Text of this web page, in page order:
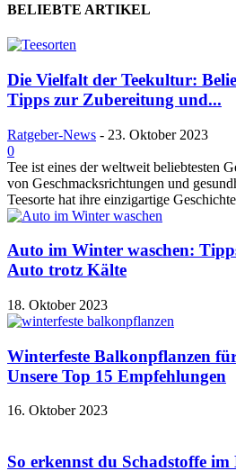
BELIEBTE ARTIKEL
Die Vielfalt der Teekultur:
Tipps zur Zubereitung und...
Ratgeber-News - 23. Oktober 2023
0
Tee ist eines der weltweit beliebtesten
von Geschmacksrichtungen und
Teesorte hat ihre einzigartige
Auto im Winter waschen:
Auto trotz Kälte
18. Oktober 2023
Winterfeste Balkonpflanzen
Unsere Top 15 Empfehlungen
16. Oktober 2023
So erkennst du Schadstoffe im